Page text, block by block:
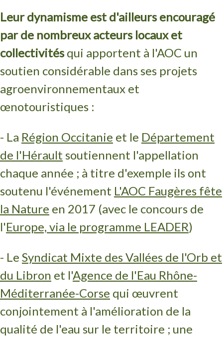
Leur dynamisme est d'ailleurs encouragé
par de nombreux acteurs locaux et
collectivitésqui apportent à l'AOC un
soutien considérable dans ses projets
agroenvironnementaux et
œnotouristiques :
- La Région Occitanie et le Département
de l'Hérault soutiennent l'appellation
chaque année ; à titre d'exemple ils ont
soutenu l'événement L'AOC Faugères fête
la Nature en 2017 (avec le concours de
l'Europe, via le programme LEADER)
- Le Syndicat Mixte des Vallées de l'Orb et
du Libron et l'Agence de l'Eau Rhône-
Méditerranée-Corse qui œuvrent
conjointement à l'amélioration de la
qualité de l'eau sur le territoire ; une